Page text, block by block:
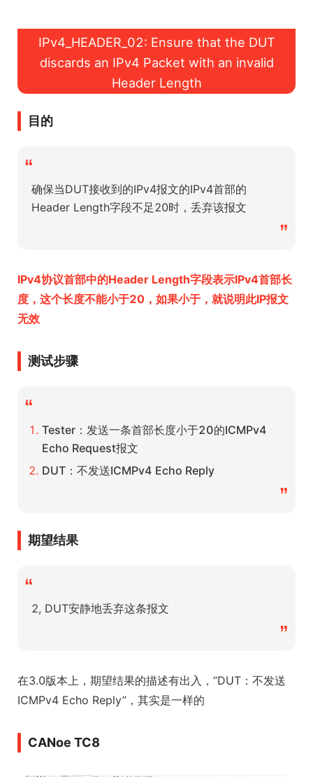
IPv4_HEADER_02: Ensure that the DUT
discards an IPv4 Packet with an invalid
Header Length
目的
“
确保当DUT接收到的IPv4报文的IPv4首部的
Header Length字段不足20时，丢弃该报文
”
IPv4协议首部中的Header Length字段表示IPv4首部长
度，这个长度不能小于20，如果小于，就说明此IP报文
无效
测试步骤
“
Tester：发送一条首部长度小于20的ICMPv4
Echo Request报文
DUT：不发送ICMPv4 Echo Reply
”
期望结果
“
2, DUT安静地丢弃这条报文
”
在3.0版本上，期望结果的描述有出入，“DUT：不发送
ICMPv4 Echo Reply”，其实是一样的
CANoe TC8